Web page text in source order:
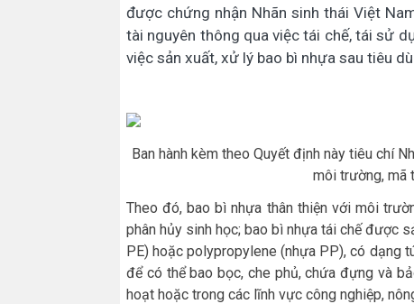
được chứng nhận Nhãn sinh thái Việt
tài nguyên thông qua việc tái chế, tái sử
việc sản xuất, xử lý bao bì nhựa sau tiêu
Ban hành kèm theo Quyết định này tiêu chí
môi trường, mã
Theo đó, bao bì nhựa thân thiện với môi
phân hủy sinh học; bao bì nhựa tái chế được
PE) hoặc polypropylene (nhựa PP), có dạng
để có thể bao bọc, che phủ, chứa đựng và
hoạt hoặc trong các lĩnh vực công nghiệp,